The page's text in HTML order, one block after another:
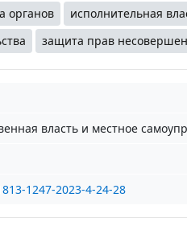
органов
исполнительная
защита прав
власть и местное
1247-2023-4-24-28